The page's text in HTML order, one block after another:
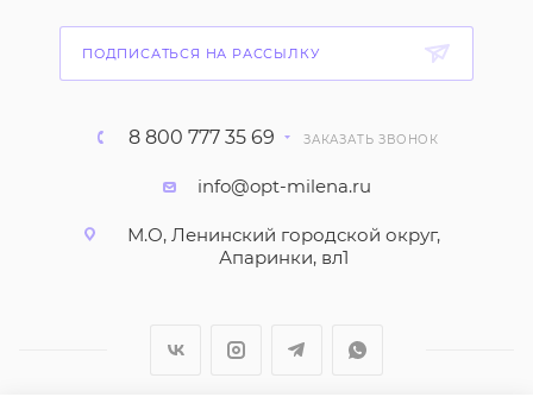
ПОДПИСАТЬСЯ НА РАССЫЛКУ
8 800 777 35 69 ЗАКАЗАТЬ ЗВОНОК
info@opt-milena.ru
М.О, Ленинский городской округ,
Апаринки, вл1